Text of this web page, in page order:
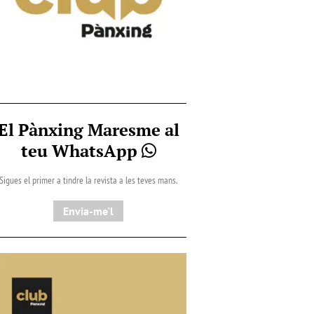
Pànxing Maresme al
teu WhatsApp
Sigues el primer a tindre la revista a les teves mans.
Envia-me'l